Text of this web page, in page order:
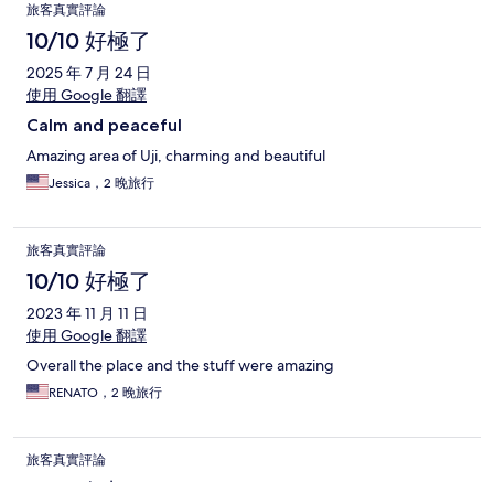
旅客真實評論
10/10 好極了
2025 年 7 月 24 日
使用 Google 翻譯
Calm and peaceful
Amazing area of Uji, charming and beautiful
Jessica，2 晚旅行
旅客真實評論
10/10 好極了
2023 年 11 月 11 日
使用 Google 翻譯
Overall the place and the stuff were amazing
RENATO，2 晚旅行
旅客真實評論